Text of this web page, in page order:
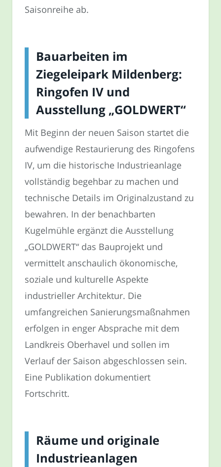
Saisonreihe ab.
Bauarbeiten im
Ziegeleipark Mildenberg:
Ringofen IV und
Ausstellung „GOLDWERT“
Mit Beginn der neuen Saison startet die
aufwendige Restaurierung des Ringofens
IV, um die historische Industrieanlage
vollständig begehbar zu machen und
technische Details im Originalzustand zu
bewahren. In der benachbarten
Kugelmühle ergänzt die Ausstellung
„GOLDWERT“ das Bauprojekt und
vermittelt anschaulich ökonomische,
soziale und kulturelle Aspekte
industrieller Architektur. Die
umfangreichen Sanierungsmaßnahmen
erfolgen in enger Absprache mit dem
Landkreis Oberhavel und sollen im
Verlauf der Saison abgeschlossen sein.
Eine Publikation dokumentiert
Fortschritt.
Räume und originale
Industrieanlagen